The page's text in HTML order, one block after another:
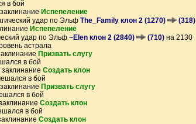
в бой
Испепеление
удар по Эльф The_Family клон 2 (1270) (318)
Испепеление
удар по Эльф ~Elen клон 2 (2840) (710) на 2130
астрала
Призвать слугу
в бой
Создать клон
в бой
Призвать слугу
в бой
Создать клон
в бой
Создать клон